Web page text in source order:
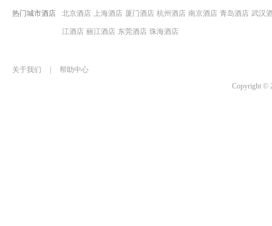
热门城市酒店 北京酒店 上海酒店 厦门酒店 杭州酒店 南京酒店 青岛酒店 武汉
江酒店 丽江酒店 东莞酒店 珠海酒店
关于我们
帮助中心
Copyright ©